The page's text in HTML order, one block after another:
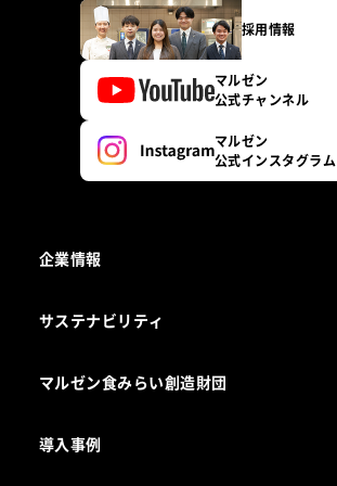
採用情報
マルゼン
公式チャンネル
マルゼン
公式インスタグラム
企業情報
会社組織
製品の開発
サステナビリティ
マルゼン食みらい創造財団
導入事例